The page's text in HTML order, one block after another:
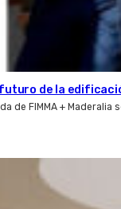
de la
de FIMMA +